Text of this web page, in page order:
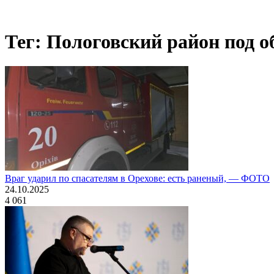
Тег: Пологовский район под
Враг ударил по спасателям в Орехове: есть раненый, — ФОТО
24.10.2025
4 061